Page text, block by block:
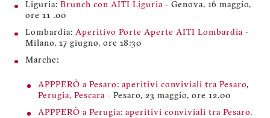
Liguria: Brunch con AITI Liguria - Genova, 16 maggio,
ore 11 .00
Lombardia: Aperitivo Porte Aperte AITI Lombardia -
Milano, 17 giugno, ore 18:30
Marche:
APPPERÒ a Pesaro: aperitivi conviviali tra Pesaro,
Perugia, Pescara - Pesaro, 23 maggio, ore 12.00
APPPERÒ a Perugia: aperitivi conviviali tra Pesaro,